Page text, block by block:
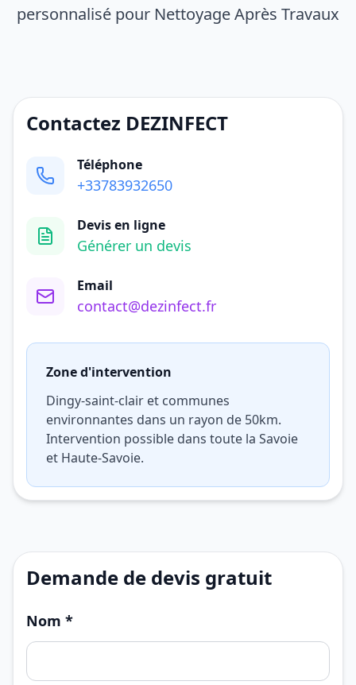
personnalisé pour Nettoyage Après Travaux
Contactez DEZINFECT
Téléphone
+33783932650
Devis en ligne
Générer un devis
Email
contact@dezinfect.fr
Zone d'intervention
Dingy-saint-clair et communes
environnantes dans un rayon de 50km.
Intervention possible dans toute la Savoie
et Haute-Savoie.
Demande de devis gratuit
Nom *